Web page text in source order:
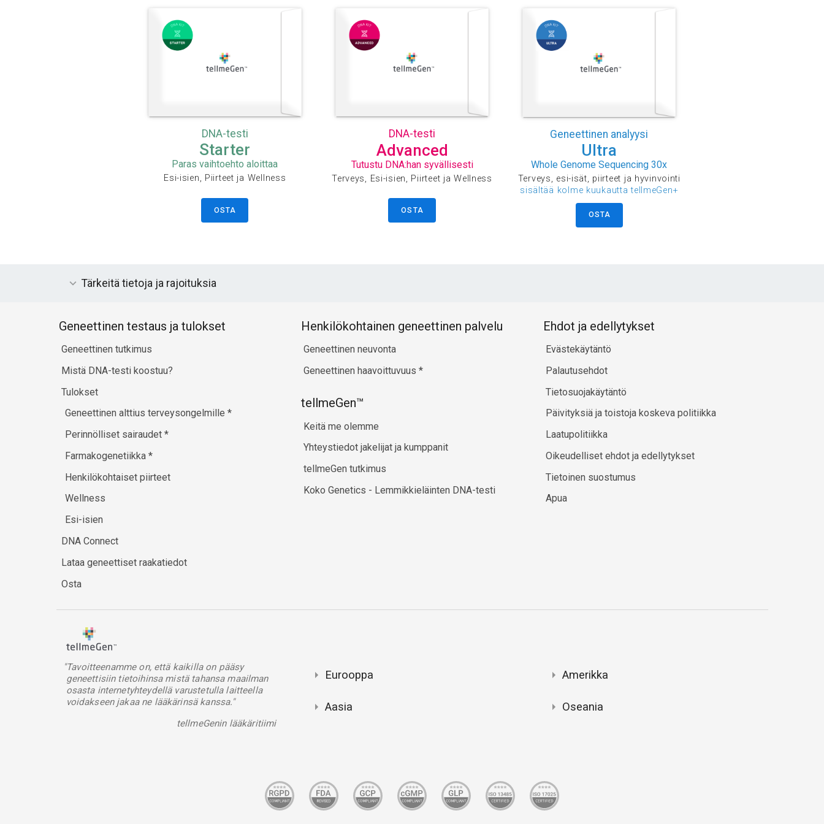
DNA-testi
Starter
Paras vaihtoehto aloittaa
Esi-isien, Piirteet ja Wellness
OSTA
DNA-testi
Advanced
Tutustu DNA:han syvällisesti
Terveys, Esi-isien, Piirteet ja Wellness
OSTA
Geneettinen analyysi
Ultra
Whole Genome Sequencing 30x
Terveys, esi-isät, piirteet ja hyvinvointi
sisältää kolme kuukautta tellmeGen+
OSTA
Tärkeitä tietoja ja rajoituksia
Geneettinen testaus ja tulokset
Geneettinen tutkimus
Mistä DNA-testi koostuu?
Tulokset
Geneettinen alttius terveysongelmille *
Perinnölliset sairaudet *
Farmakogenetiikka *
Henkilökohtaiset piirteet
Wellness
Esi-isien
DNA Connect
Lataa geneettiset raakatiedot
Osta
Henkilökohtainen geneettinen palvelu
Geneettinen neuvonta
Geneettinen haavoittuvuus *
tellmeGen™
Keitä me olemme
Yhteystiedot jakelijat ja kumppanit
tellmeGen tutkimus
Koko Genetics - Lemmikkieläinten DNA-testi
Ehdot ja edellytykset
Evästekäytäntö
Palautusehdot
Tietosuojakäytäntö
Päivityksiä ja toistoja koskeva politiikka
Laatupolitiikka
Oikeudelliset ehdot ja edellytykset
Tietoinen suostumus
Apua
"Tavoitteenamme on, että kaikilla on pääsy
geneettisiin tietoihinsa mistä tahansa maailman
osasta internetyhteydellä varustetulla laitteella
voidakseen jakaa ne lääkärinsä kanssa."
tellmeGenin lääkäritiimi
Eurooppa
Aasia
Amerikka
Oseania